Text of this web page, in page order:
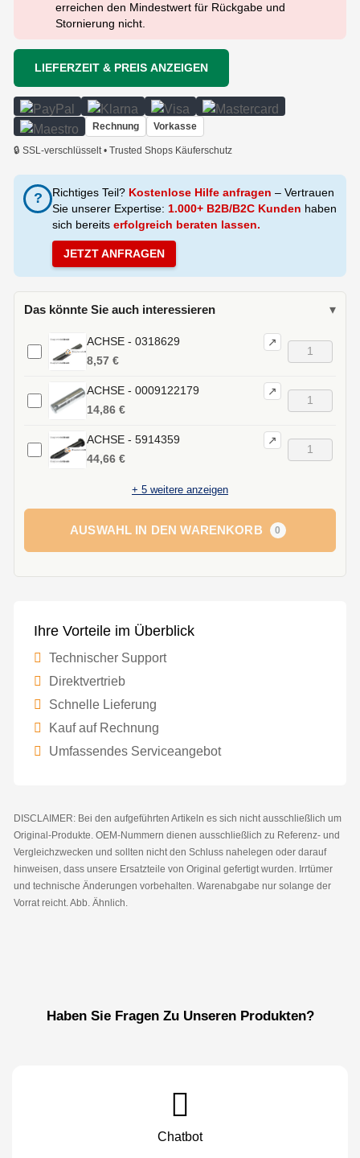
erreichen den Mindestwert für Rückgabe und
Stornierung nicht.
LIEFERZEIT & PREIS ANZEIGEN
Rechnung Vorkasse
🔒 SSL-verschlüsselt • Trusted Shops Käuferschutz
? Richtiges Teil? Kostenlose Hilfe anfragen – Vertrauen
Sie unserer Expertise: 1.000+ B2B/B2C Kunden haben
sich bereits erfolgreich beraten lassen.
JETZT ANFRAGEN
Das könnte Sie auch interessieren ▾
ACHSE - 0318629 ↗
8,57 €
ACHSE - 0009122179 ↗
14,86 €
ACHSE - 5914359 ↗
44,66 €
+ 5 weitere anzeigen
AUSWAHL IN DEN WARENKORB 0
Ihre Vorteile im Überblick
Technischer Support
Direktvertrieb
Schnelle Lieferung
Kauf auf Rechnung
Umfassendes Serviceangebot
DISCLAIMER: Bei den aufgeführten Artikeln es sich nicht ausschließlich um
Original-Produkte. OEM-Nummern dienen ausschließlich zu Referenz- und
Vergleichzwecken und sollten nicht den Schluss nahelegen oder darauf
hinweisen, dass unsere Ersatzteile von Original gefertigt wurden. Irrtümer
und technische Änderungen vorbehalten. Warenabgabe nur solange der
Vorrat reicht. Abb. Ähnlich.
Haben Sie Fragen Zu Unseren Produkten?
Chatbot